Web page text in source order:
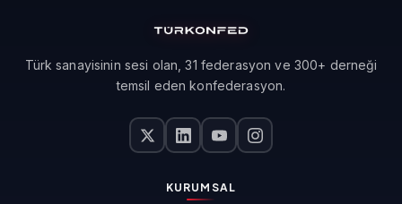
Türk sanayisinin sesi olan, 31 federasyon ve 300+ derneği
temsil eden konfederasyon.
KURUMSAL